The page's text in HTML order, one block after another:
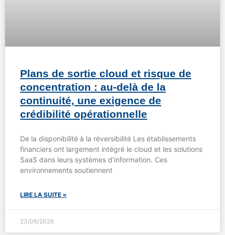
Plans de sortie cloud et risque de
concentration : au-delà de la
continuité, une exigence de
crédibilité opérationnelle
De la disponibilité à la réversibilité Les établissements
financiers ont largement intégré le cloud et les solutions
SaaS dans leurs systèmes d’information. Ces
environnements soutiennent
LIRE LA SUITE »
23/06/2026